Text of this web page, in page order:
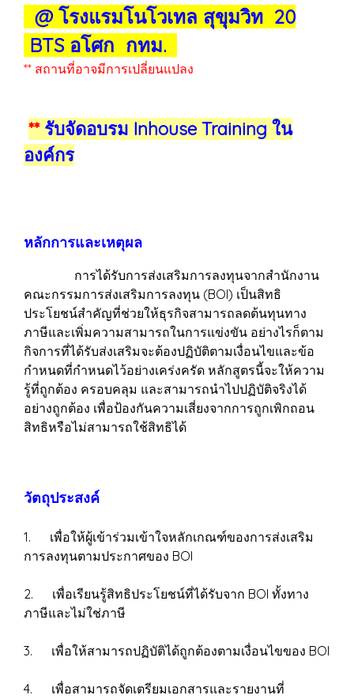
@ โรงแรมโนโวเทล สุขุมวิท 20
BTS อโศก กทม.
** สถานที่อาจมีการเปลี่ยนแปลง
**รับจัดอบรม Inhouse Training ใน
องค์กร
หลักการและเหตุผล
การได้รับการส่งเสริมการลงทุนจากสำนักงาน
คณะกรรมการส่งเสริมการลงทุน (BOI) เป็นสิทธิ
ประโยชน์สำคัญที่ช่วยให้ธุรกิจสามารถลดต้นทุนทาง
ภาษีและเพิ่มความสามารถในการแข่งขัน อย่างไรก็ตาม
กิจการที่ได้รับส่งเสริมจะต้องปฏิบัติตามเงื่อนไขและข้อ
กำหนดที่กำหนดไว้อย่างเคร่งครัด หลักสูตรนี้จะให้ความ
รู้ที่ถูกต้อง ครอบคลุม และสามารถนำไปปฏิบัติจริงได้
อย่างถูกต้อง เพื่อป้องกันความเสี่ยงจากการถูกเพิกถอน
สิทธิหรือไม่สามารถใช้สิทธิได้
วัตถุประสงค์
1. เพื่อให้ผู้เข้าร่วมเข้าใจหลักเกณฑ์ของการส่งเสริม
การลงทุนตามประกาศของ BOI
2. เพื่อเรียนรู้สิทธิประโยชน์ที่ได้รับจาก BOI ทั้งทาง
ภาษีและไม่ใช่ภาษี
3. เพื่อให้สามารถปฏิบัติได้ถูกต้องตามเงื่อนไขของ BOI
4. เพื่อสามารถจัดเตรียมเอกสารและรายงานที่